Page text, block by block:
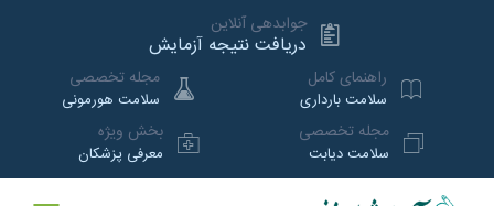
جوابدهی آنلاین
دریافت نتیجه آزمایش
راهنمای کامل
سلامت بارداری
مجله تخصصی
سلامت هورمونی
مجله تخصصی
سلامت دیابت
بخش ویژه
معرفی پزشکان